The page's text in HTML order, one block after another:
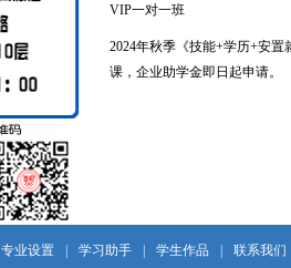
VIP一对一班
2024年秋季《技能+学历+安
课，企业助学金即日起申请。
专业设置 学习助手 学生作品 联系我们